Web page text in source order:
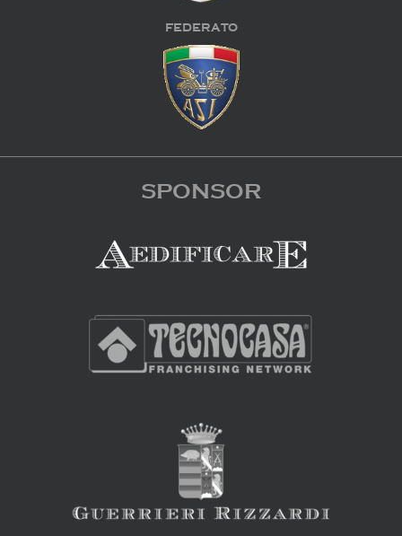
FEDERATO
SPONSOR